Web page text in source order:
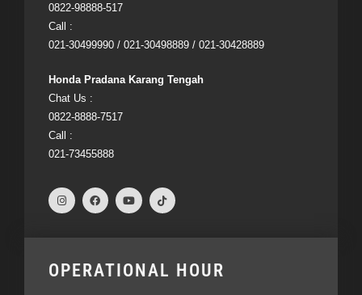
0822-98888-517
Call :
021-30499990 / 021-30498889 / 021-30428889
Honda Pradana Karang Tengah
Chat Us :
0822-8888-7517
Call :
021-73455888
OPERATIONAL HOUR